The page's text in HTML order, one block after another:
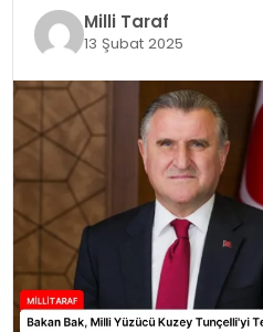
Milli Taraf
13 Şubat 2025